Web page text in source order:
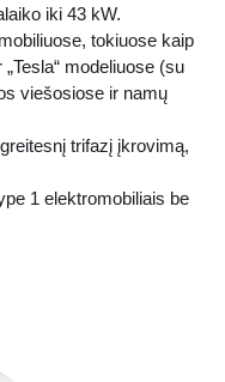
iki 43 kW.
tokiuose kaip
„Tesla“ modeliuose (su
viešosiose ir namų
trifazį įkrovimą,
1 elektromobiliais be